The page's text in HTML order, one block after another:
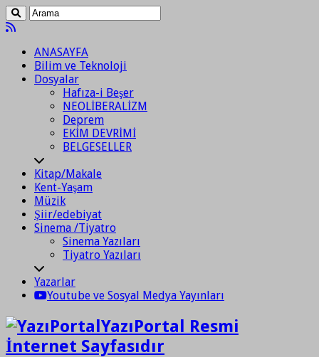
ANASAYFA
Bilim ve Teknoloji
Dosyalar
Hafıza-i Beşer
NEOLİBERALİZM
Deprem
EKİM DEVRİMİ
BELGESELLER
Kitap/Makale
Kent-Yaşam
Müzik
Şiir/edebiyat
Sinema /Tiyatro
Sinema Yazıları
Tiyatro Yazıları
Yazarlar
Youtube ve Sosyal Medya Yayınları
YazıPortal Resmi
İnternet Sayfasıdır